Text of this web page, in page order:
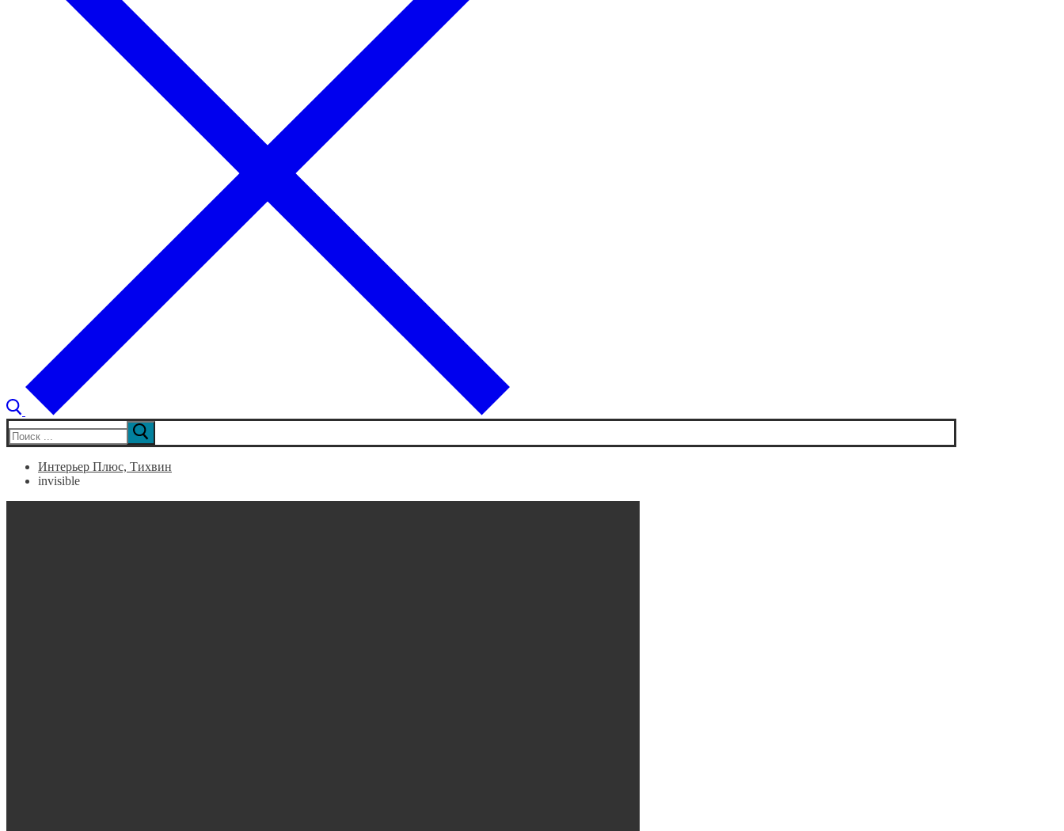
Искать:
Интерьер Плюс, Тихвин
invisible